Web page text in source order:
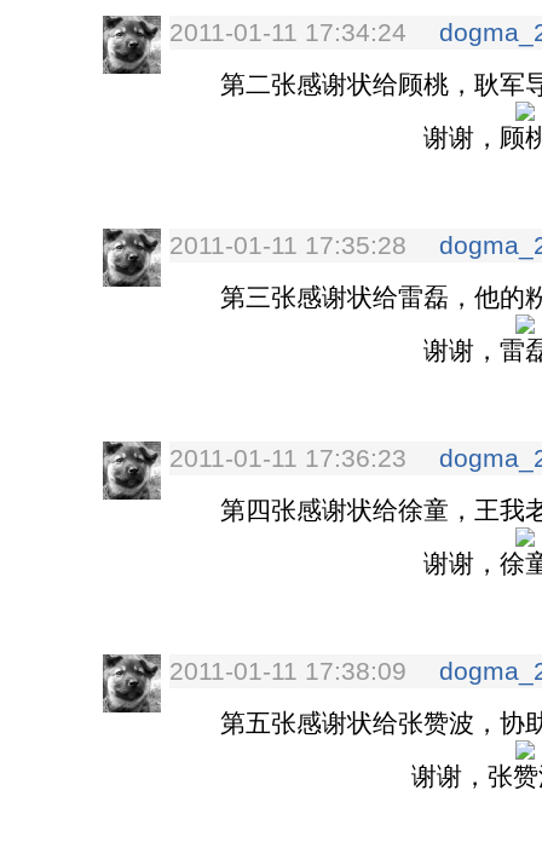
2011-01-11 17:34:24
第二张感谢状给顾桃，耿军
谢谢，顾
2011-01-11 17:35:28
第三张感谢状给雷磊，他的
谢谢，雷
2011-01-11 17:36:23
第四张感谢状给徐童，王我
谢谢，徐
2011-01-11 17:38:09
第五张感谢状给张赞波，协
谢谢，张